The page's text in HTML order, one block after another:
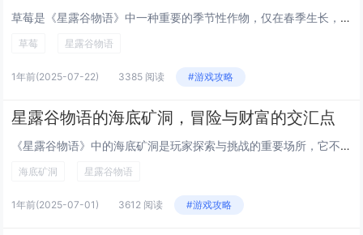
草莓是《星露谷物语》中一种重要的季节性作物，仅在春季生长，具有较高的经济价值和多样的用途。玩家可以通过种植草莓获取利润，也可以将其用于制作果酱、派等加工品，提升收益。草莓还能用于赠送NPC，增进友好关系，尤其是对爱好草莓的林肯等角色。草莓的...
草莓 星露谷物语
1年前(2025-07-22) 3385 阅读 #游戏攻略
星露谷物语的海底矿洞，冒险与财富的交汇点
《星露谷物语》中的海底矿洞是玩家探索与挑战的重要场所，它不仅充满未知的冒险气息，还蕴藏着丰厚的财富。矿洞内分布着各种稀有矿石、珍贵宝石和独特的怪物，玩家在深入挖掘的过程中既能提升技能，也能获得稀有物品来升级装备或出售换取金币。随着探险深度的...
海底矿洞 星露谷物语
1年前(2025-07-01) 3612 阅读 #游戏攻略